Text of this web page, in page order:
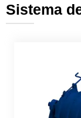
Sistema
———